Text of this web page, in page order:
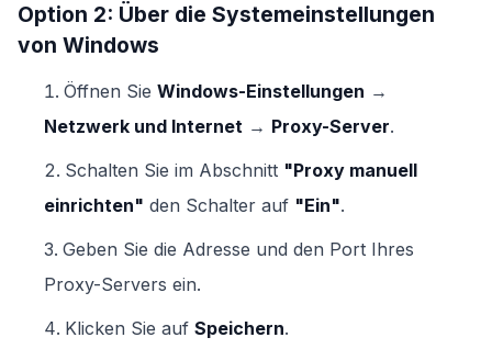
Option 2: Über die Systemeinstellungen
von Windows
Öffnen Sie Windows-Einstellungen →
Netzwerk und Internet → Proxy-Server.
Schalten Sie im Abschnitt "Proxy manuell
einrichten" den Schalter auf "Ein".
Geben Sie die Adresse und den Port Ihres
Proxy-Servers ein.
Klicken Sie auf Speichern.